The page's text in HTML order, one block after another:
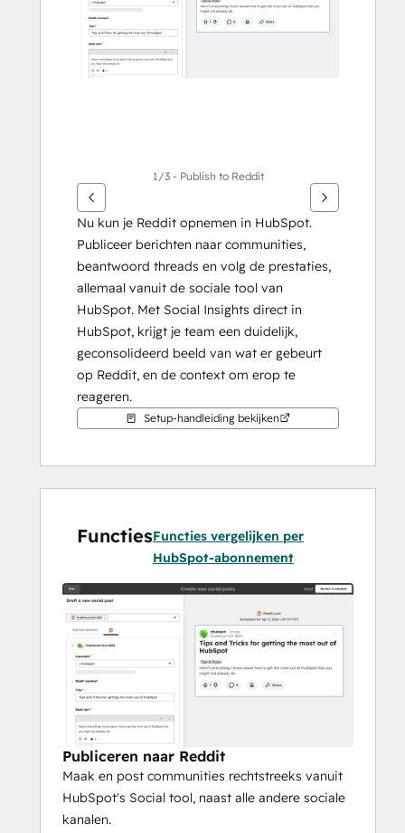
geven
1/3 - Publish to Reddit
Nu kun je Reddit opnemen in HubSpot.
Publiceer berichten naar communities,
beantwoord threads en volg de prestaties,
allemaal vanuit de sociale tool van
HubSpot. Met Social Insights direct in
HubSpot, krijgt je team een duidelijk,
geconsolideerd beeld van wat er gebeurt
op Reddit, en de context om erop te
reageren.
Setup-handleiding bekijken
FunctiesFuncties vergelijken per
HubSpot-abonnement
Publiceren naar Reddit
Maak en post communities rechtstreeks vanuit
HubSpot's Social tool, naast alle andere sociale
kanalen.